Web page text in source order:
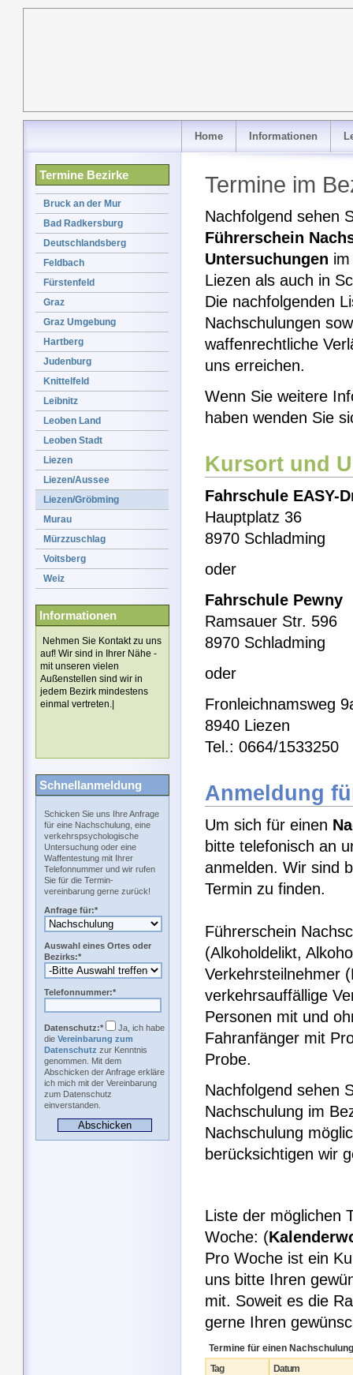
Home Informationen
Termine Bezirke
Bruck an der Mur
Bad Radkersburg
Deutschlandsberg
Feldbach
Fürstenfeld
Graz
Graz Umgebung
Hartberg
Judenburg
Knittelfeld
Leibnitz
Leoben Land
Leoben Stadt
Liezen
Liezen/Aussee
Liezen/Gröbming
Murau
Mürzzuschlag
Voitsberg
Weiz
Informationen
Nehmen Sie Kontakt zu uns
auf! Wir sind in Ihrer Nähe -
mit unseren vielen
Außenstellen sind wir in
jedem Bezirk mindestens
einmal vertreten.|
Schnellanmeldung
Schicken Sie uns Ihre Anfrage
für eine Nachschulung, eine
verkehrspsychologische
Untersuchung oder eine
Waffentestung mit Ihrer
Telefonnummer und wir rufen
Sie für die Termin-
vereinbarung gerne zurück!
Anfrage für:*
Auswahl eines Ortes oder
Bezirks:*
Telefonnummer:*
Datenschutz:*
Ja, ich habe
die Vereinbarung zum
Datenschutz zur Kenntnis
genommen. Mit dem
Abschicken der Anfrage erkläre
ich mich mit der Vereinbarung
zum Datenschutz
einverstanden.
Termine im
Nachfolgend sehen
Führerschein
Untersuchungen
Liezen als auch in
Die nachfolgenden
Nachschulungen
waffenrechtliche
uns erreichen.
Wenn Sie weitere
haben wenden Sie
Kursort und
Fahrschule EASY-
Hauptplatz 36
8970 Schladming
oder
Fahrschule Pewny
Ramsauer Str. 596
8970 Schladming
oder
Fronleichnamsweg
8940 Liezen
Tel.: 0664/1533250
Anmeldung
Um sich für einen
bitte telefonisch an
anmelden. Wir sind
Termin zu finden.
Führerschein
(Alkoholdelikt,
Verkehrsteilnehmer
verkehrsauffällige
Personen mit und
Fahranfänger mit
Probe.
Nachfolgend sehen
Nachschulung im
Nachschulung
berücksichtigen wir
Liste der möglichen
Woche: (
Pro Woche ist ein
uns bitte Ihren
mit. Soweit es die
gerne Ihren
Termine für einen
Tag
Datum